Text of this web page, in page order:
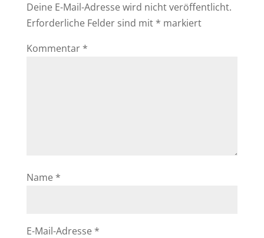
Deine E-Mail-Adresse wird nicht veröffentlicht.
Erforderliche Felder sind mit * markiert
Kommentar *
Name *
E-Mail-Adresse *